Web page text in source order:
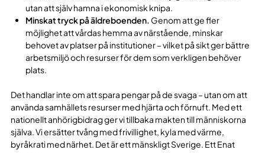
utan att själv hamna i ekonomisk knipa.
Minskat tryck på äldreboenden. Genom att ge fler
möjlighet att vårdas hemma av närstående, minskar
behovet av platser på institutioner – vilket på sikt ger bättre
arbetsmiljö och resurser för dem som verkligen behöver
plats.
Det handlar inte om att spara pengar på de svaga – utan om att
använda samhällets resurser med hjärta och förnuft. Med ett
nationellt anhörigbidrag ger vi tillbaka makten till människorna
själva. Vi ersätter tvång med frivillighet, kyla med värme,
byråkrati med närhet. Det är ett mänskligt Sverige. Ett Enat